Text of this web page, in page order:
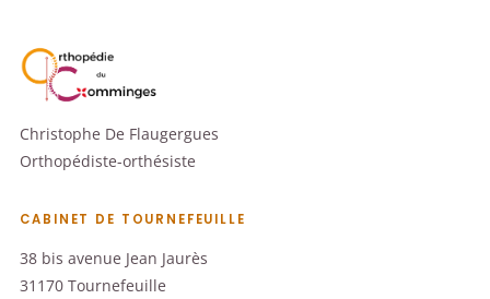
Christophe De Flaugergues
Orthopédiste-orthésiste
CABINET DE TOURNEFEUILLE
38 bis avenue Jean Jaurès
31170 Tournefeuille